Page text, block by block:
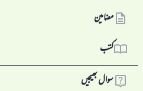
مضامین
کتب
سوال بھیجیں